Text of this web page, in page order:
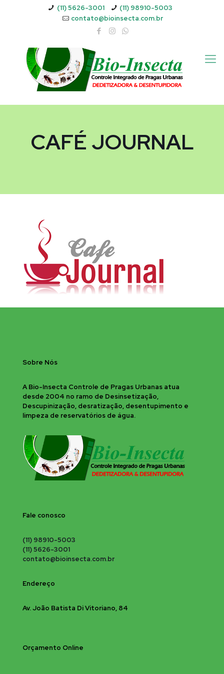
(11) 5626-3001
(11) 98910-5003
contato@bioinsecta.com.br
CAFÉ JOURNAL
Sobre Nós
A Bio-Insecta Controle de Pragas Urbanas atua
desde 2004 no ramo de Desinsetização,
Descupinização, desratização, desentupimento e
limpeza de reservatórios de água.
Fale conosco
(11) 98910-5003
(11) 5626-3001
contato@bioinsecta.com.br
Endereço
Av. João Batista Di Vitoriano, 84
Orçamento Online